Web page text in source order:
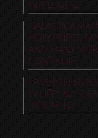
INTELLIGENZ
GALACTICA
HOLY PRIEST,
AND MANY
CONTINUES
LP
IN LIFE“ AUS
„ROOM 12“